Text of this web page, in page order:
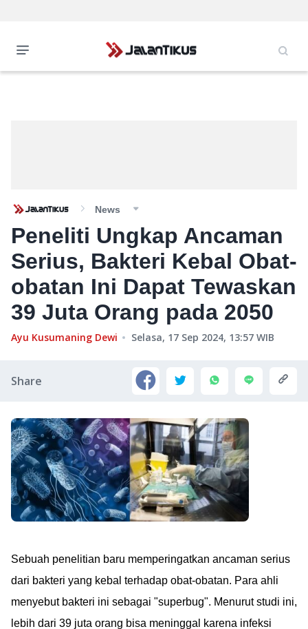
News
Peneliti Ungkap Ancaman
Serius, Bakteri Kebal Obat-
obatan Ini Dapat Tewaskan
39 Juta Orang pada 2050
Ayu Kusumaning Dewi Selasa, 17 Sep 2024, 13:57 WIB
Share
Sebuah penelitian baru memperingatkan ancaman serius
dari bakteri yang kebal terhadap obat-obatan. Para ahli
menyebut bakteri ini sebagai "superbug". Menurut studi ini,
lebih dari 39 juta orang bisa meninggal karena infeksi